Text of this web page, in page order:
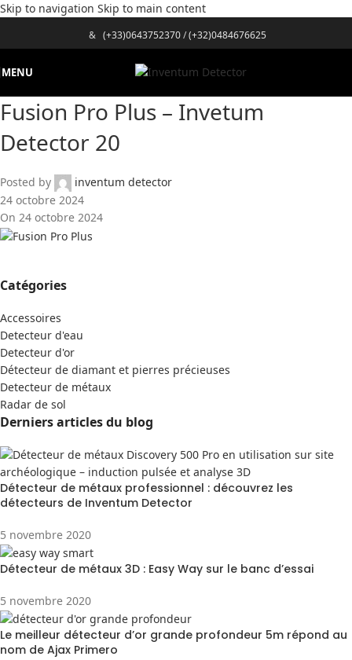
Skip to navigation Skip to main content
& (+33)0643752370/(+32)0484676625
MENU
Fusion Pro Plus – Invetum
Detector 20
Posted by
inventum detector
24 octobre 2024
On 24 octobre 2024
Catégories
Accessoires
Detecteur d'eau
Detecteur d'or
Détecteur de diamant et pierres précieuses
Detecteur de métaux
Radar de sol
Derniers articles du blog
Détecteur de métaux professionnel : découvrez les
détecteurs de Inventum Detector
5 novembre 2020
Détecteur de métaux 3D : Easy Way sur le banc d’essai
5 novembre 2020
Le meilleur détecteur d’or grande profondeur 5m répond au
nom de Ajax Primero